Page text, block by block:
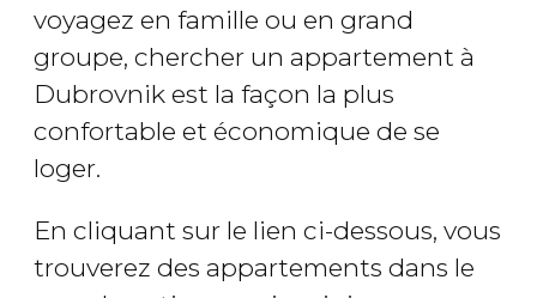
voyagez en famille ou en grand
groupe, chercher un appartement à
Dubrovnik est la façon la plus
confortable et économique de se
loger.
En cliquant sur le lien ci-dessous, vous
trouverez des appartements dans le